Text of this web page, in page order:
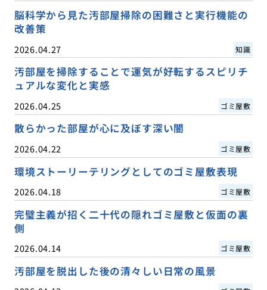
脳科学から見た汚部屋掃除の困難さと実行機能の
改善策
2026.04.27 知識
汚部屋を掃除することで運気が好転するスピリチ
ュアルな変化と実感
2026.04.25 ゴミ屋敷
散らかった部屋が心に及ぼす深い闇
2026.04.22 ゴミ屋敷
環境ストーリーテリングとしてのゴミ屋敷表現
2026.04.18 ゴミ屋敷
完璧主義が招く二十代の隠れゴミ屋敷と仮面の裏
側
2026.04.14 ゴミ屋敷
汚部屋を脱出した後の清々しい日常の風景